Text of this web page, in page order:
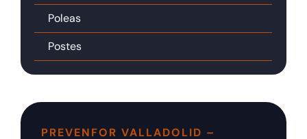
Poleas
Postes
PREVENFOR VALLADOLID –